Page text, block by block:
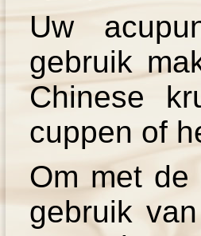
Uw
gebruik
Chinese
cuppen of
Om met
gebruik